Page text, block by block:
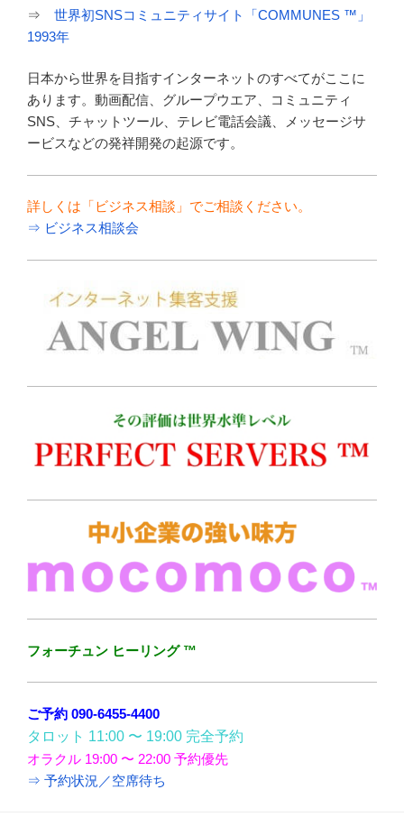
⇒ 世界初SNSコミュニティサイト「COMMUNES ™」
1993年
日本から世界を目指すインターネットのすべてがここに
あります。動画配信、グループウエア、コミュニティ
SNS、チャットツール、テレビ電話会議、メッセージサ
ービスなどの発祥開発の起源です。
詳しくは「ビジネス相談」でご相談ください。
⇒ ビジネス相談会
フォーチュン ヒーリング ™
ご予約 090-6455-4400
タロット 11:00 〜 19:00 完全予約
オラクル 19:00 〜 22:00 予約優先
⇒ 予約状況／空席待ち